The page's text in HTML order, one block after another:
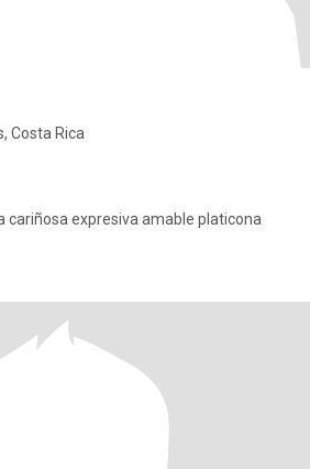
Costa Rica
expresiva amable platicona